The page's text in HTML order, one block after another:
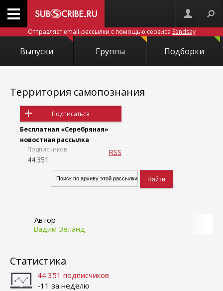
Отправляет email-рассылки с помощью сервиса Sendsay
Выпуски Группы Подборки
Территория самопознания
Подписаться
Бесплатная «Серебряная»
новостная рассылка
Подписчиков
44.351
RSS
Автор
Вадим Зеланд
Статистика
44.351 подписчиков
-11 за неделю